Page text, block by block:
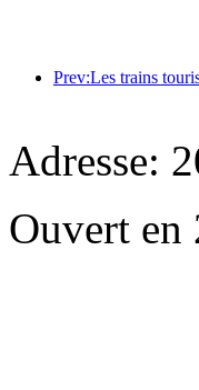
Adresse:
Ouvert en